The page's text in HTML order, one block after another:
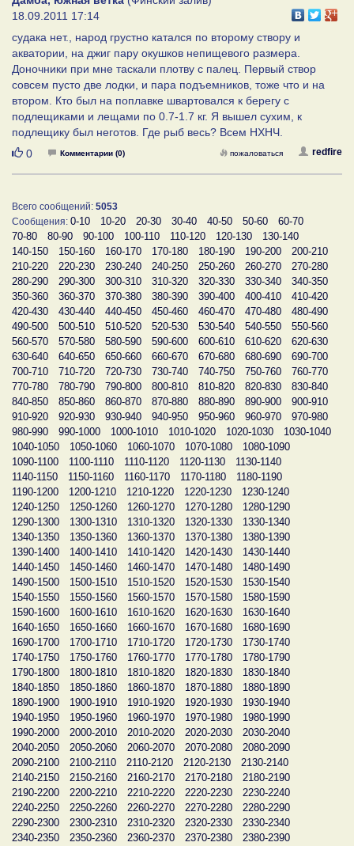
18.09.2011 17:14
cудака нет., народ грустно катался по второму створу и
акватории, на джиг пару окушков непищевого размера.
Доночники при мне таскали плотву с палец. Первый створ
совсем пусто две лодки, и пара подъемников, тоже что и на
втором. Кто был на поплавке швартовался к берегу с
подлещиками и лещами по 0.7-1.7 кг. Я вышел сухим, к
подлещику был неготов. Где рыб весь? Всем НХНЧ.
Нравится
0 Комментарии (0) redfire
пожаловаться
Всего сообщений: 5053
Сообщения: 0-10 10-20 20-30 30-40 40-50 50-60
60-70
70-80
80-90 90-100 100-110 110-120 120-130
130-140
140-150
150-160 160-170 170-180 180-190 190-200
200-210
210-220
220-230 230-240 240-250 250-260 260-270
270-280
280-290
290-300 300-310 310-320 320-330 330-340
340-350
350-360
360-370 370-380 380-390 390-400 400-410
410-420
420-430
430-440 440-450 450-460 460-470 470-480
480-490
490-500
500-510 510-520 520-530 530-540 540-550
550-560
560-570
570-580 580-590 590-600 600-610 610-620
620-630
630-640
640-650 650-660 660-670 670-680 680-690
690-700
700-710
710-720 720-730 730-740 740-750 750-760
760-770
770-780
780-790 790-800 800-810 810-820 820-830
830-840
840-850
850-860 860-870 870-880 880-890 890-900
900-910
910-920
920-930 930-940 940-950 950-960 960-970
970-980
980-990
990-1000 1000-1010 1010-1020 1020-1030
1030-1040
1040-1050
1050-1060 1060-1070 1070-1080
1080-1090
1090-1100
1100-1110 1110-1120 1120-1130
1130-1140
1140-1150
1150-1160 1160-1170 1170-1180
1180-1190
1190-1200
1200-1210 1210-1220 1220-1230
1230-1240
1240-1250
1250-1260 1260-1270 1270-1280
1280-1290
1290-1300
1300-1310 1310-1320 1320-1330
1330-1340
1340-1350
1350-1360 1360-1370 1370-1380
1380-1390
1390-1400
1400-1410 1410-1420 1420-1430
1430-1440
1440-1450
1450-1460 1460-1470 1470-1480
1480-1490
1490-1500
1500-1510 1510-1520 1520-1530
1530-1540
1540-1550
1550-1560 1560-1570 1570-1580
1580-1590
1590-1600
1600-1610 1610-1620 1620-1630
1630-1640
1640-1650
1650-1660 1660-1670 1670-1680
1680-1690
1690-1700
1700-1710 1710-1720 1720-1730
1730-1740
1740-1750
1750-1760 1760-1770 1770-1780
1780-1790
1790-1800
1800-1810 1810-1820 1820-1830
1830-1840
1840-1850
1850-1860 1860-1870 1870-1880
1880-1890
1890-1900
1900-1910 1910-1920 1920-1930
1930-1940
1940-1950
1950-1960 1960-1970 1970-1980
1980-1990
1990-2000
2000-2010 2010-2020 2020-2030
2030-2040
2040-2050
2050-2060 2060-2070 2070-2080
2080-2090
2090-2100
2100-2110 2110-2120 2120-2130
2130-2140
2140-2150
2150-2160 2160-2170 2170-2180
2180-2190
2190-2200
2200-2210 2210-2220 2220-2230
2230-2240
2240-2250
2250-2260 2260-2270 2270-2280
2280-2290
2290-2300
2300-2310 2310-2320 2320-2330
2330-2340
2340-2350
2350-2360 2360-2370 2370-2380
2380-2390